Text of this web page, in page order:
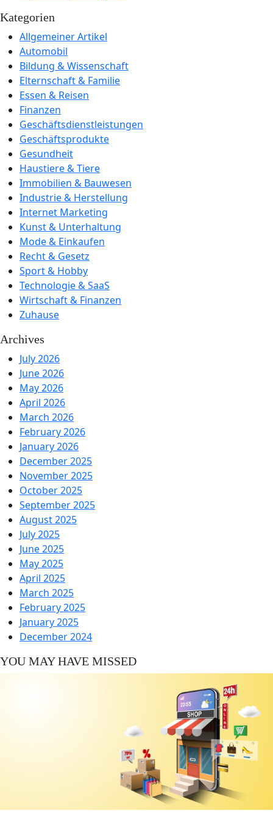
Kategorien
Allgemeiner Artikel
Automobil
Bildung & Wissenschaft
Elternschaft & Familie
Essen & Reisen
Finanzen
Geschäftsdienstleistungen
Geschäftsprodukte
Gesundheit
Haustiere & Tiere
Immobilien & Bauwesen
Industrie & Herstellung
Internet Marketing
Kunst & Unterhaltung
Mode & Einkaufen
Recht & Gesetz
Sport & Hobby
Technologie & SaaS
Wirtschaft & Finanzen
Zuhause
Archives
July 2026
June 2026
May 2026
April 2026
March 2026
February 2026
January 2026
December 2025
November 2025
October 2025
September 2025
August 2025
July 2025
June 2025
May 2025
April 2025
March 2025
February 2025
January 2025
December 2024
YOU MAY HAVE MISSED